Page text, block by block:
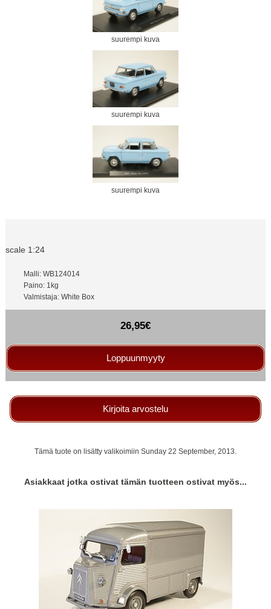
suurempi kuva
suurempi kuva
suurempi kuva
scale 1:24
Malli: WB124014
Paino: 1kg
Valmistaja: White Box
26,95€
Loppuunmyyty
Kirjoita arvostelu
Tämä tuote on lisätty valikoimiin Sunday 22 September, 2013.
Asiakkaat jotka ostivat tämän tuotteen ostivat myös...